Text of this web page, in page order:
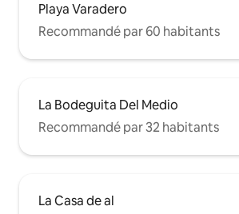
Playa Varadero
Recommandé par 60 habitants
La Bodeguita Del Medio
Recommandé par 32 habitants
La Casa de al